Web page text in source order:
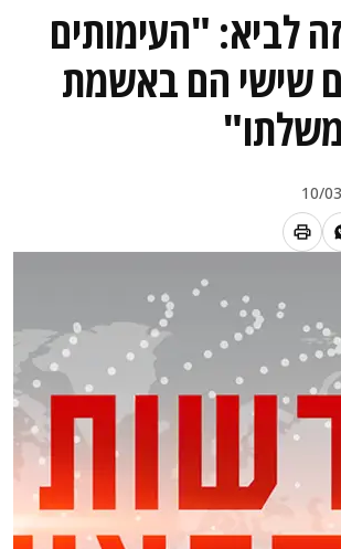
לביא: "העימותים
שישי הם באשמת